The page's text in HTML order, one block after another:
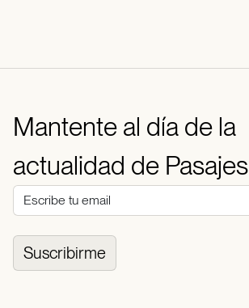
Mantente al día de la
actualidad de Pasajes
Suscribirme